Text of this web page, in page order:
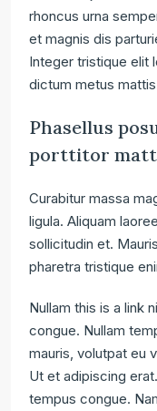
rhoncus urna
et magnis dis
Integer tristique elit
dictum metus
Phasellus
porttitor
Curabitur massa
ligula. Aliquam
sollicitudin et.
pharetra tristique
Nullam this is a link
congue. Nullam
mauris, volutpat eu
Ut et adipiscing
tempus congue.